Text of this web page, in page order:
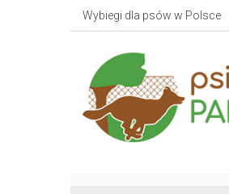
Wybiegi dla psów w Polsce